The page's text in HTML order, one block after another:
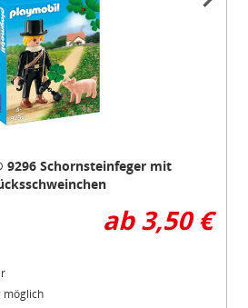
9296 Schornsteinfeger mit
ab 3,50 €
möglich